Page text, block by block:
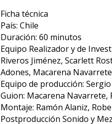
Ficha técnica
País: Chile
Duración: 60 minutos
Equipo Realizador y de
Riveros Jiménez, Scarlett
Adones, Macarena
Equipo de producción:
Guion: Macarena Navarrete,
Montaje: Ramón Alaniz,
Postproducción Sonido y